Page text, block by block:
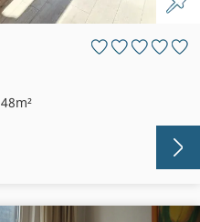
48m²